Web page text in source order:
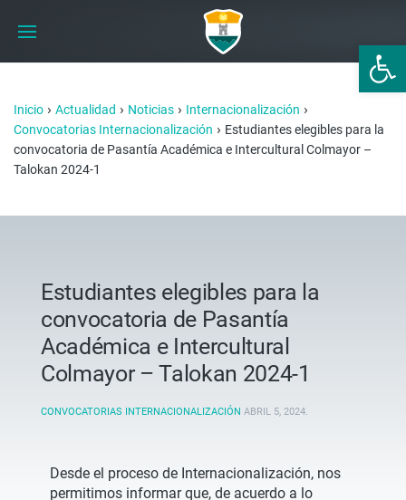
Abrir
Inicio › Actualidad › Noticias › Internacionalización ›
Convocatorias Internacionalización › Estudiantes elegibles para la
convocatoria de Pasantía Académica e Intercultural Colmayor –
Talokan 2024-1
Estudiantes elegibles para la
convocatoria de Pasantía
Académica e Intercultural
Colmayor – Talokan 2024-1
CONVOCATORIAS INTERNACIONALIZACIÓN ABRIL 5, 2024.
Desde el proceso de Internacionalización, nos
permitimos informar que, de acuerdo a lo